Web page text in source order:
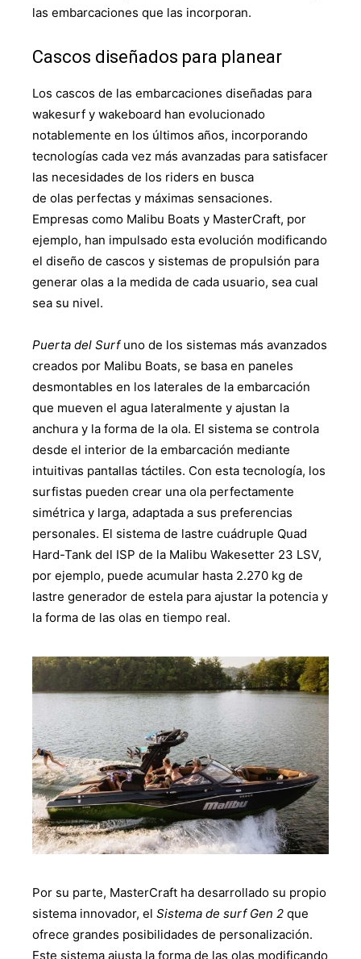
las embarcaciones que las incorporan.
Cascos diseñados para planear
Los cascos de las embarcaciones diseñadas para
wakesurf y wakeboard han evolucionado
notablemente en los últimos años, incorporando
tecnologías cada vez más avanzadas para satisfacer
las necesidades de los riders en busca
de olas perfectas y máximas sensaciones.
Empresas como Malibu Boats y MasterCraft, por
ejemplo, han impulsado esta evolución modificando
el diseño de cascos y sistemas de propulsión para
generar olas a la medida de cada usuario, sea cual
sea su nivel.
Puerta del Surf uno de los sistemas más avanzados
creados por Malibu Boats, se basa en paneles
desmontables en los laterales de la embarcación
que mueven el agua lateralmente y ajustan la
anchura y la forma de la ola. El sistema se controla
desde el interior de la embarcación mediante
intuitivas pantallas táctiles. Con esta tecnología, los
surfistas pueden crear una ola perfectamente
simétrica y larga, adaptada a sus preferencias
personales. El sistema de lastre cuádruple Quad
Hard-Tank del ISP de la Malibu Wakesetter 23 LSV,
por ejemplo, puede acumular hasta 2.270 kg de
lastre generador de estela para ajustar la potencia y
la forma de las olas en tiempo real.
Por su parte, MasterCraft ha desarrollado su propio
sistema innovador, el Sistema de surf Gen 2 que
ofrece grandes posibilidades de personalización.
Este sistema ajusta la forma de las olas modificando